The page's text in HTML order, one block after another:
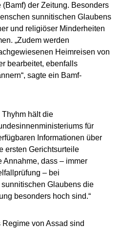
der Zeitung. Besonders
sunnitischen Glaubens
und religiöser Minderheiten
„Zudem werden
Heimreisen von
bearbeitet, ebenfalls
sagte ein Bamf-
hält die
für
Informationen über
ersten Gerichtsurteile
Annahme, dass – immer
– bei
Glaubens die
besonders hoch sind.“
von Assad sind